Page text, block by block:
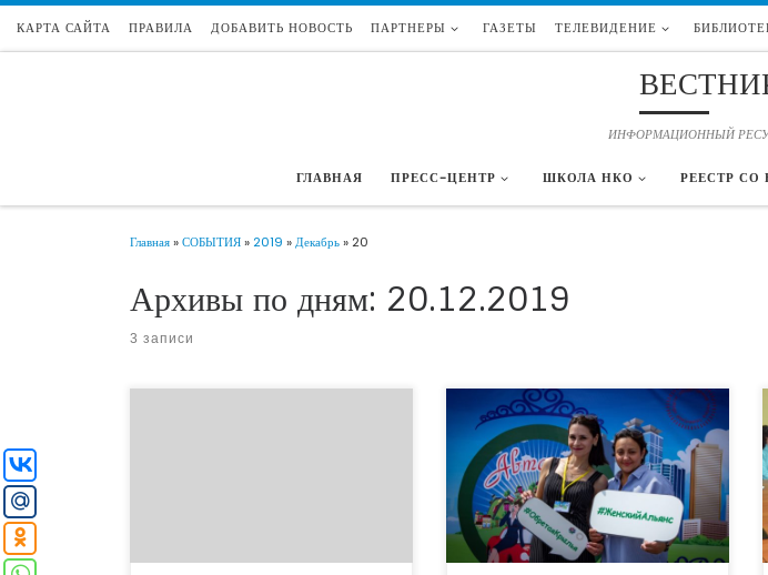
Перейти к содержимому
КАРТА САЙТА ПРАВИЛА ДОБАВИТЬ НОВОСТЬ ПАРТНЕРЫ ГАЗЕТЫ ТЕЛЕВИДЕНИЕ
ИНФОРМАЦИОННЫЙ
ГЛАВНАЯ ПРЕСС-ЦЕНТР ШКОЛА НКО РЕЕСТР СО
Главная»СОБЫТИЯ»2019 »Декабрь» 20
Архивы по дням: 20.12.2019
3 записи
Накануне завершилась регистрация участниц
социально значимого проекта «Автоледи – за
культуру вождения», который реализуется на
территории юга Тюменской
областитюменским региональным отделением
«Всероссийского общества автомобилистов»
совместно